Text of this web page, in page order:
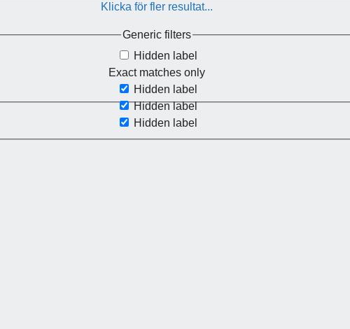
Klicka för fler resultat...
Generic filters
Hidden label
Exact matches only
Hidden label
Hidden label
Hidden label